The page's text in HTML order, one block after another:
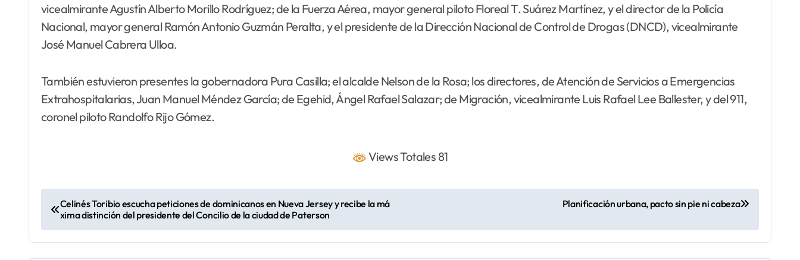
vicealmirante Agustín Alberto Morillo Rodríguez; de la Fuerza Aérea, mayor general piloto Floreal T. Suárez Martínez, y el director de la Policía
Nacional, mayor general Ramón Antonio Guzmán Peralta, y el presidente de la Dirección Nacional de Control de Drogas (DNCD), vicealmirante
José Manuel Cabrera Ulloa.
También estuvieron presentes la gobernadora Pura Casilla; el alcalde Nelson de la Rosa; los directores, de Atención de Servicios a Emergencias
Extrahospitalarias, Juan Manuel Méndez García; de Egehid, Ángel Rafael Salazar; de Migración, vicealmirante Luis Rafael Lee Ballester, y del 911,
coronel piloto Randolfo Rijo Gómez.
Views Totales 81
N
a
v
Celinés Toribio escucha peticiones de dominicanos en Nueva Jersey y recibe la má
xima distinción del presidente del Concilio de la ciudad de Paterson
Planificación urbana, pacto sin pie ni cabeza